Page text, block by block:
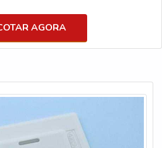
para crachá personalizado em
alto know-how em cartão tarja
AGORA